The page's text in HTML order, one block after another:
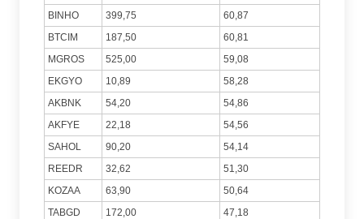
BINHO
399,75
60,87
BTCIM
187,50
60,81
MGROS
525,00
59,08
EKGYO
10,89
58,28
AKBNK
54,20
54,86
AKFYE
22,18
54,56
SAHOL
90,20
54,14
REEDR
32,62
51,30
KOZAA
63,90
50,64
TABGD
172,00
47,18